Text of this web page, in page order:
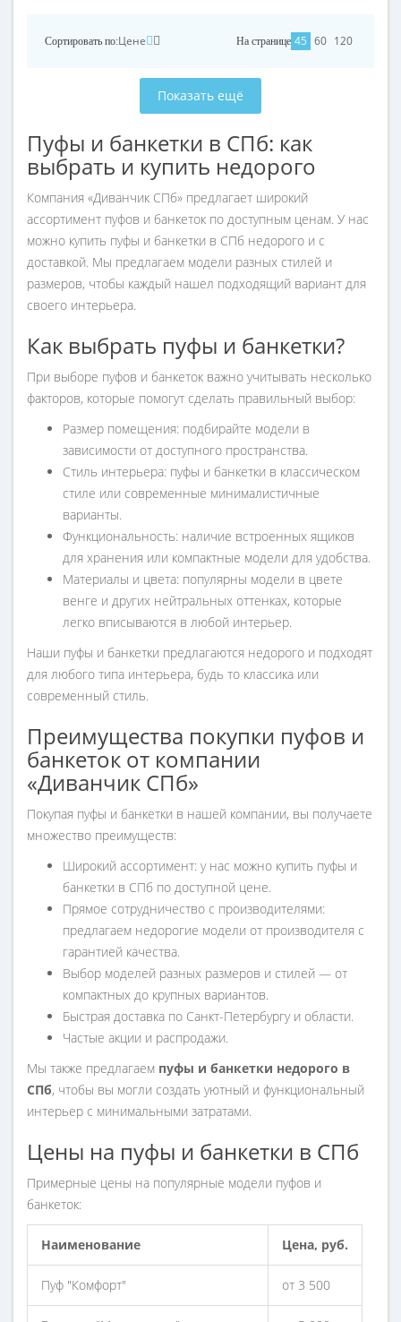
Сортировать по:Цене На странице 45 60 120
Показать ещё
Пуфы и банкетки в СПб: как
выбрать и купить недорого
Компания «Диванчик СПб» предлагает широкий
ассортимент пуфов и банкеток по доступным ценам. У нас
можно купить пуфы и банкетки в СПб недорого и с
доставкой. Мы предлагаем модели разных стилей и
размеров, чтобы каждый нашел подходящий вариант для
своего интерьера.
Как выбрать пуфы и банкетки?
При выборе пуфов и банкеток важно учитывать несколько
факторов, которые помогут сделать правильный выбор:
Размер помещения: подбирайте модели в
зависимости от доступного пространства.
Стиль интерьера: пуфы и банкетки в классическом
стиле или современные минималистичные
варианты.
Функциональность: наличие встроенных ящиков
для хранения или компактные модели для удобства.
Материалы и цвета: популярны модели в цвете
венге и других нейтральных оттенках, которые
легко вписываются в любой интерьер.
Наши пуфы и банкетки предлагаются недорого и подходят
для любого типа интерьера, будь то классика или
современный стиль.
Преимущества покупки пуфов и
банкеток от компании
«Диванчик СПб»
Покупая пуфы и банкетки в нашей компании, вы получаете
множество преимуществ:
Широкий ассортимент: у нас можно купить пуфы и
банкетки в СПб по доступной цене.
Прямое сотрудничество с производителями:
предлагаем недорогие модели от производителя с
гарантией качества.
Выбор моделей разных размеров и стилей — от
компактных до крупных вариантов.
Быстрая доставка по Санкт-Петербургу и области.
Частые акции и распродажи.
Мы также предлагаем пуфы и банкетки недорого в
СПб, чтобы вы могли создать уютный и функциональный
интерьер с минимальными затратами.
Цены на пуфы и банкетки в СПб
Примерные цены на популярные модели пуфов и
банкеток:
Наименование Цена, руб.
Пуф "Комфорт" от 3 500